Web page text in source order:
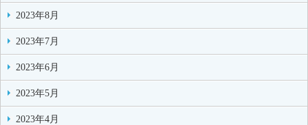
2023年8月
2023年7月
2023年6月
2023年5月
2023年4月